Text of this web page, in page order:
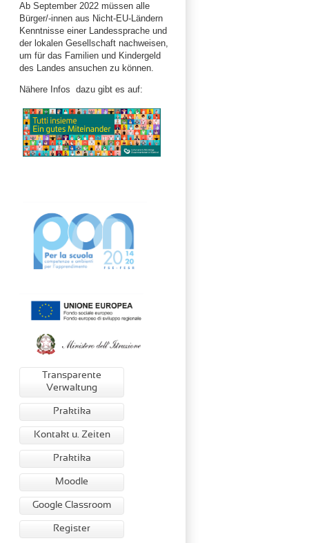
Ab September 2022 müssen alle
Bürger/-innen aus Nicht-EU-Ländern
Kenntnisse einer Landessprache und
der lokalen Gesellschaft nachweisen,
um für das Familien und Kindergeld
des Landes ansuchen zu können.
Nähere Infos dazu gibt es auf:
Transparente
Verwaltung
Praktika
Kontakt u. Zeiten
Praktika
Moodle
Google Classroom
Register